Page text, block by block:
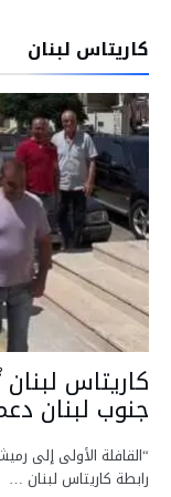
كاريتاس لبنان
كاريتاس
جنوب لبنان
“القافلة الأولى إلى
رابطة كاريتاس لبنان …